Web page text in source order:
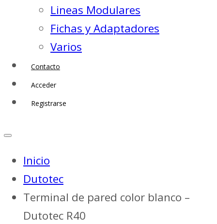
Lineas Modulares
Fichas y Adaptadores
Varios
Contacto
Acceder
Registrarse
Inicio
Dutotec
Terminal de pared color blanco –
Dutotec R40